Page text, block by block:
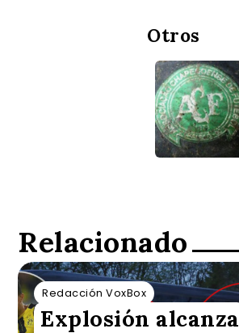
Otros
Relacionado
Redacción VoxBox
Explosión alcanza